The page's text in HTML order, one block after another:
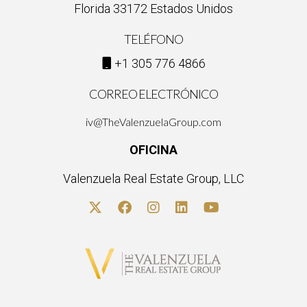
puedes escribir la tuya. ¡Actúa ahora!
Florida 33172 Estados Unidos
TELÉFONO
+1 305 776 4866
CORREO ELECTRÓNICO
iv@TheValenzuelaGroup.com
OFICINA
Valenzuela Real Estate Group, LLC